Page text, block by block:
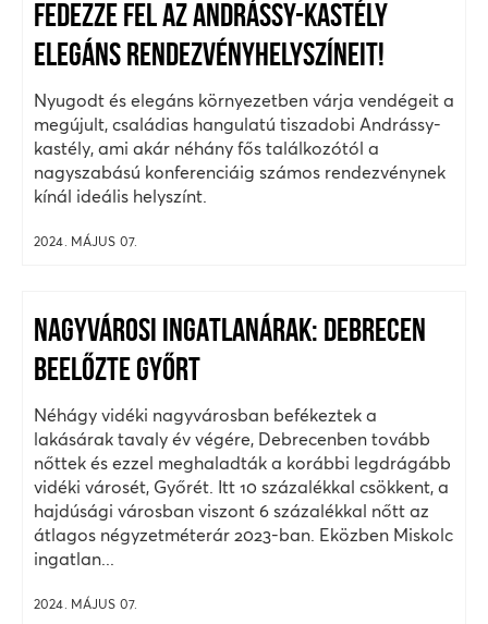
FEDEZZE FEL AZ ANDRÁSSY-KASTÉLY
ELEGÁNS RENDEZVÉNYHELYSZÍNEIT!
Nyugodt és elegáns környezetben várja vendégeit a
megújult, családias hangulatú tiszadobi Andrássy-
kastély, ami akár néhány fős találkozótól a
nagyszabású konferenciáig számos rendezvénynek
kínál ideális helyszínt.
2024. MÁJUS 07.
NAGYVÁROSI INGATLANÁRAK: DEBRECEN
BEELŐZTE GYŐRT
Néhágy vidéki nagyvárosban befékeztek a
lakásárak tavaly év végére, Debrecenben tovább
nőttek és ezzel meghaladták a korábbi legdrágább
vidéki városét, Győrét. Itt 10 százalékkal csökkent, a
hajdúsági városban viszont 6 százalékkal nőtt az
átlagos négyzetméterár 2023-ban. Eközben Miskolc
ingatlan...
2024. MÁJUS 07.